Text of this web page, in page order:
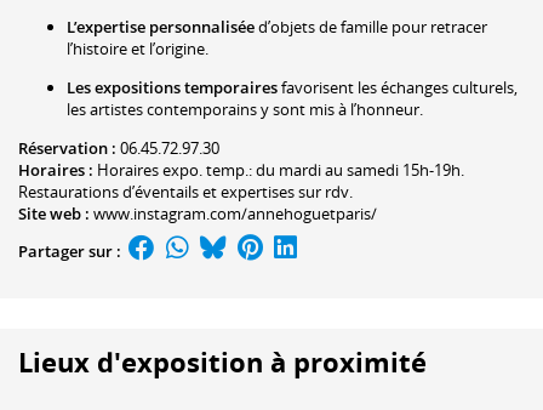
L’expertise personnaliséed’objets de famille pour retracer
l’histoire et l’origine.
Les expositions temporairesfavorisent les échanges culturels,
les artistes contemporains y sont mis à l’honneur.
Réservation : 06.45.72.97.30
Horaires : Horaires expo. temp.: du mardi au samedi 15h-19h.
Restaurations d’éventails et expertises sur rdv.
Site web : www.instagram.com/annehoguetparis/
Partager sur :
Lieux d'exposition à proximité